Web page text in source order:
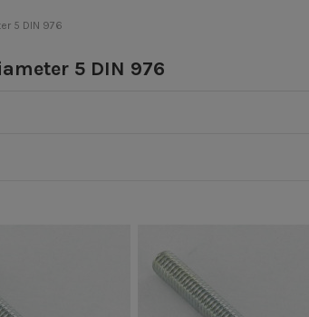
5 DIN 976
5 DIN 976